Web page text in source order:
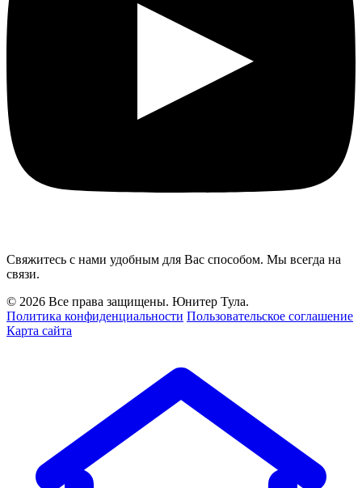
Свяжитесь с нами удобным для Вас способом. Мы всегда на
связи.
© 2026 Все права защищены. Юнитер Тула.
Политика конфиденциальности Пользовательское соглашение
Карта сайта